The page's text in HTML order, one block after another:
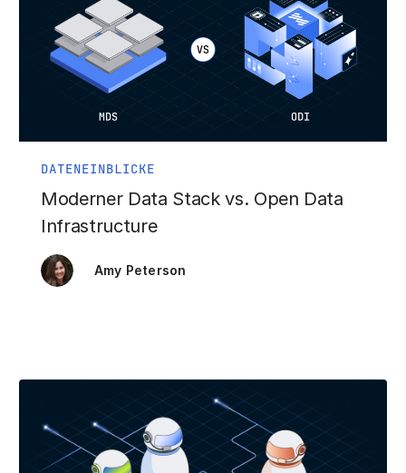
DATENEINBLICKE
Moderner Data Stack vs. Open Data
Infrastructure
Amy Peterson